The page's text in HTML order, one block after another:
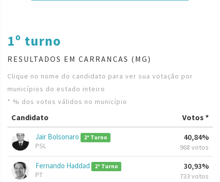
1º turno
RESULTADOS EM CARRANCAS (MG)
Clique no nome do candidato para ver sua votação por
municípios do estado inteiro
* % dos votos válidos no município
Candidato Votos *
Jair Bolsonaro 2º Turno
PSL
40,84%
968 votos
Fernando Haddad 2º Turno
PT
30,93%
733 votos